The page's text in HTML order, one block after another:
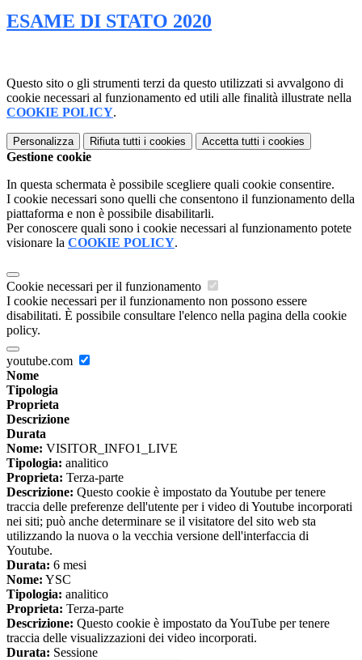
ESAME DI STATO 2020
Questo sito o gli strumenti terzi da questo utilizzati si avvalgono di
cookie necessari al funzionamento ed utili alle finalità illustrate nella
COOKIE POLICY.
Personalizza Rifiuta tutti i cookies Accetta tutti i cookies
Gestione cookie
In questa schermata è possibile scegliere quali cookie consentire.
I cookie necessari sono quelli che consentono il funzionamento della
piattaforma e non è possibile disabilitarli.
Per conoscere quali sono i cookie necessari al funzionamento potete
visionare la COOKIE POLICY.
Cookie necessari per il funzionamento
I cookie necessari per il funzionamento non possono essere
disabilitati. È possibile consultare l'elenco nella pagina della cookie
policy.
youtube.com
Nome
Tipologia
Proprieta
Descrizione
Durata
Nome: VISITOR_INFO1_LIVE
Tipologia: analitico
Proprieta: Terza-parte
Descrizione: Questo cookie è impostato da Youtube per tenere
traccia delle preferenze dell'utente per i video di Youtube incorporati
nei siti; può anche determinare se il visitatore del sito web sta
utilizzando la nuova o la vecchia versione dell'interfaccia di
Youtube.
Durata: 6 mesi
Nome: YSC
Tipologia: analitico
Proprieta: Terza-parte
Descrizione: Questo cookie è impostato da YouTube per tenere
traccia delle visualizzazioni dei video incorporati.
Durata: Sessione